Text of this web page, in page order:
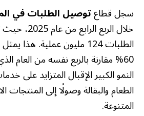
سجل قطاعتوصيل الطلبات في
خلال الربع
الطلبات 124 مليون عملية.
60% مقارنة بالربع نفسه من
النمو الكبير الإقبال المتزايد على
الطعام والبقالة وصولًا إلى المنتجات
المتنوعة.